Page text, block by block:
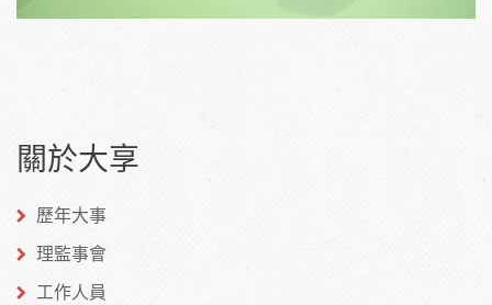
關於大享
歷年大事
理監事會
工作人員